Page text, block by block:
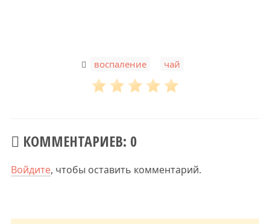
воспаление чай
КОММЕНТАРИЕВ: 0
Войдите, чтобы оставить комментарий.